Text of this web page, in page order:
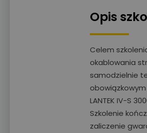
Opis
Celem
okablowania
samodzielnie
LANTEK IV-S
Szkolenie
zaliczenie